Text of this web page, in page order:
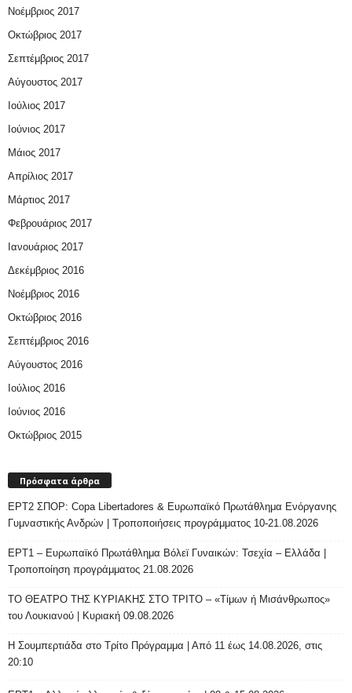
Νοέμβριος 2017
Οκτώβριος 2017
Σεπτέμβριος 2017
Αύγουστος 2017
Ιούλιος 2017
Ιούνιος 2017
Μάιος 2017
Απρίλιος 2017
Μάρτιος 2017
Φεβρουάριος 2017
Ιανουάριος 2017
Δεκέμβριος 2016
Νοέμβριος 2016
Οκτώβριος 2016
Σεπτέμβριος 2016
Αύγουστος 2016
Ιούλιος 2016
Ιούνιος 2016
Οκτώβριος 2015
Πρόσφατα άρθρα
ΕΡΤ2 ΣΠΟΡ: Copa Libertadores & Ευρωπαϊκό Πρωτάθλημα Ενόργανης
Γυμναστικής Ανδρών | Τροποποιήσεις προγράμματος 10-21.08.2026
ΕΡΤ1 – Ευρωπαϊκό Πρωτάθλημα Βόλεϊ Γυναικών: Τσεχία – Ελλάδα |
Τροποποίηση προγράμματος 21.08.2026
ΤΟ ΘΕΑΤΡΟ ΤΗΣ ΚΥΡΙΑΚΗΣ ΣΤΟ ΤΡΙΤΟ – «Τίμων ή Μισάνθρωπος»
του Λουκιανού | Κυριακή 09.08.2026
H Σουμπερτιάδα στο Τρίτο Πρόγραμμα | Από 11 έως 14.08.2026, στις
20:10